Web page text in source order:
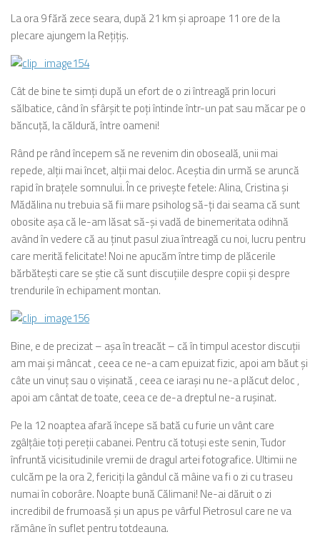
La ora 9 fără zece seara, după 21 km şi aproape 11 ore de la
plecare ajungem la Reţiţiş.
Cât de bine te simţi după un efort de o zi întreagă prin locuri
sălbatice, când în sfârşit te poţi întinde într-un pat sau măcar pe o
băncuţă, la căldură, între oameni!
Rând pe rând începem să ne revenim din oboseală, unii mai
repede, alţii mai încet, alţii mai deloc. Aceştia din urmă se aruncă
rapid în braţele somnului. În ce priveşte fetele: Alina, Cristina şi
Mădălina nu trebuia să fii mare psiholog să-ţi dai seama că sunt
obosite aşa că le-am lăsat să-şi vadă de binemeritata odihnă
având în vedere că au ţinut pasul ziua întreagă cu noi, lucru pentru
care merită felicitate! Noi ne apucăm între timp de plăcerile
bărbăteşti care se ştie că sunt discuţiile despre copii şi despre
trendurile în echipament montan.
Bine, e de precizat – aşa în treacăt – că în timpul acestor discuţii
am mai şi mâncat , ceea ce ne-a cam epuizat fizic, apoi am băut şi
câte un vinuţ sau o vişinată , ceea ce iaraşi nu ne-a plăcut deloc ,
apoi am cântat de toate, ceea ce de-a dreptul ne-a ruşinat.
Pe la 12 noaptea afară începe să bată cu furie un vânt care
zgâlţâie toţi pereţii cabanei. Pentru că totuşi este senin, Tudor
înfruntă vicisitudinile vremii de dragul artei fotografice. Ultimii ne
culcăm pe la ora 2, fericiţi la gândul că mâine va fi o zi cu traseu
numai în coborâre. Noapte bună Călimani! Ne-ai dăruit o zi
incredibil de frumoasă şi un apus pe vârful Pietrosul care ne va
rămâne în suflet pentru totdeauna.